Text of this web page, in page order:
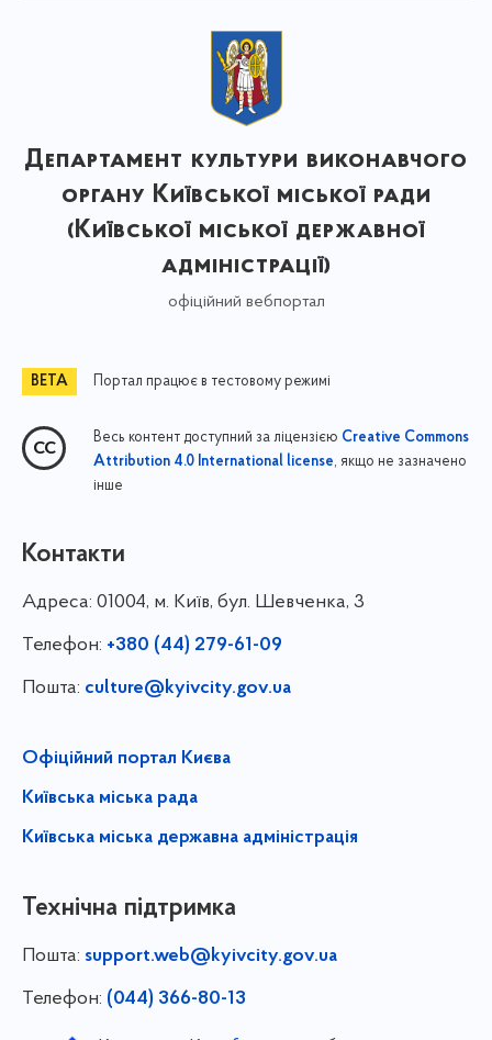
Департамент культури виконавчого
органу Київської міської ради
(Київської міської державної
адміністрації)
офіційний вебпортал
Портал працює в тестовому режимі
Весь контент доступний за ліцензією Creative Commons
Attribution 4.0 International license, якщо не зазначено
інше
Контакти
Адреса: 01004, м. Київ, бул. Шевченка, 3
Телефон: +380 (44) 279-61-09
Пошта: culture@kyivcity.gov.ua
Офіційний портал Києва
Київська міська рада
Київська міська державна адміністрація
Технічна підтримка
Пошта: support.web@kyivcity.gov.ua
Телефон: (044) 366-80-13